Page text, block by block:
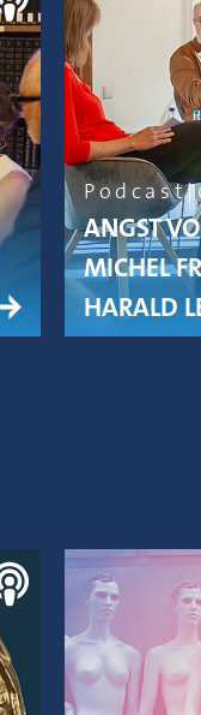
Podcast
ANGST
MICHEL
HARALD